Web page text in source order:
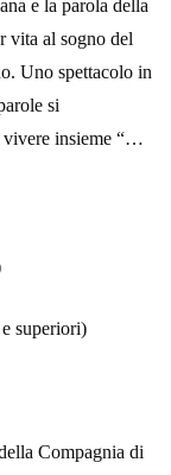
e la parola della
vita al sogno del
Uno spettacolo in
si
vivere insieme “…
superiori)
Compagnia di